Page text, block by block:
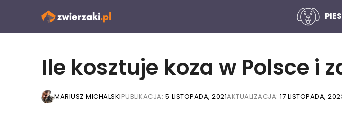
PIES
Ile kosztuje koza w Polsce i
MARIUSZ MICHALSKIPUBLIKACJA: 5 LISTOPADA, 2021AKTUALIZACJA: 17 LISTOPADA,